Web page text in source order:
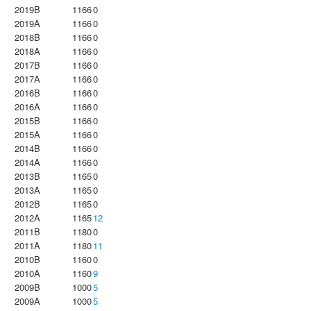
2019B
11660
2019A
11660
2018B
11660
2018A
11660
2017B
11660
2017A
11660
2016B
11660
2016A
11660
2015B
11660
2015A
11660
2014B
11660
2014A
11660
2013B
11650
2013A
11650
2012B
11650
2012A
116512
2011B
11800
2011A
118011
2010B
11600
2010A
11609
2009B
10005
2009A
10005